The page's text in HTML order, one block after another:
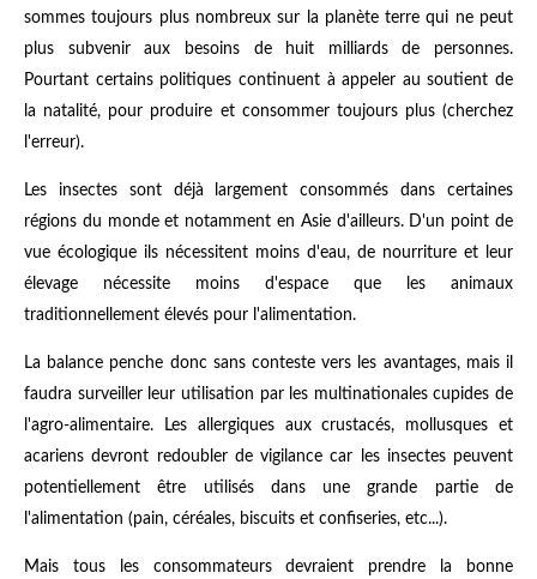
sommes toujours plus nombreux sur la planète terre qui ne peut
plus subvenir aux besoins de huit milliards de personnes.
Pourtant certains politiques continuent à appeler au soutient de
la natalité, pour produire et consommer toujours plus (cherchez
l'erreur).
Les insectes sont déjà largement consommés dans certaines
régions du monde et notamment en Asie d'ailleurs. D'un point de
vue écologique ils nécessitent moins d'eau, de nourriture et leur
élevage nécessite moins d'espace que les animaux
traditionnellement élevés pour l'alimentation.
La balance penche donc sans conteste vers les avantages, mais il
faudra surveiller leur utilisation par les multinationales cupides de
l'agro-alimentaire. Les allergiques aux crustacés, mollusques et
acariens devront redoubler de vigilance car les insectes peuvent
potentiellement être utilisés dans une grande partie de
l'alimentation (pain, céréales, biscuits et confiseries, etc...).
Mais tous les consommateurs devraient prendre la bonne